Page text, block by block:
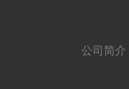
公司简介